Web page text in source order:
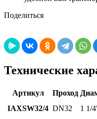
Поделиться
Технические
Артикул Проход
IAXSW32/4 DN32 1 1/